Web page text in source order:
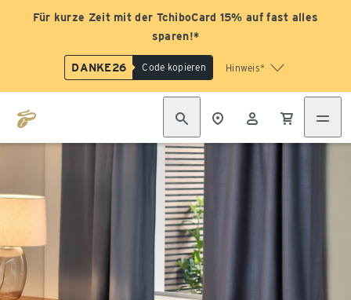
Für kurze Zeit mit der TchiboCard 15% auf fast alles
sparen!*
DANKE26 Code kopieren Hinweis*